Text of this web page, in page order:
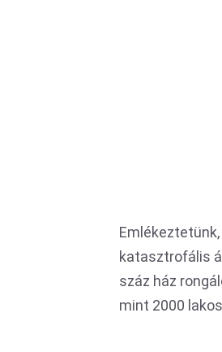
katasztrofális
száz ház
mint 2000